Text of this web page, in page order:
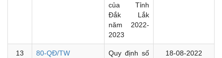
của Tỉnh
Đắk Lắk
năm 2022-
2023
13 80-QĐ/TW
Quy định số
18-08-2022